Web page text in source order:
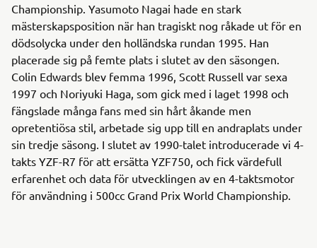
Championship. Yasumoto Nagai hade en stark
mästerskapsposition när han tragiskt nog råkade ut för en
dödsolycka under den holländska rundan 1995. Han
placerade sig på femte plats i slutet av den säsongen.
Colin Edwards blev femma 1996, Scott Russell var sexa
1997 och Noriyuki Haga, som gick med i laget 1998 och
fängslade många fans med sin hårt åkande men
opretentiösa stil, arbetade sig upp till en andraplats under
sin tredje säsong. I slutet av 1990-talet introducerade vi 4-
takts YZF-R7 för att ersätta YZF750, och fick värdefull
erfarenhet och data för utvecklingen av en 4-taktsmotor
för användning i 500cc Grand Prix World Championship.